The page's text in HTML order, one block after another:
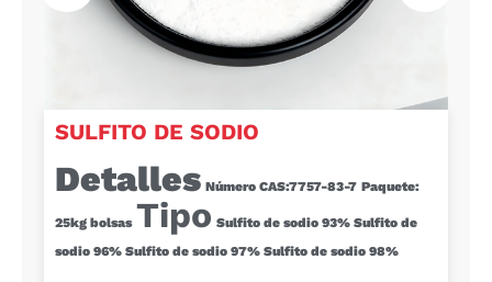
SULFITO DE SODIO
Detalles Número CAS:7757-83-7 Paquete:
25kg bolsas Tipo Sulfito de sodio 93% Sulfito de
sodio 96% Sulfito de sodio 97% Sulfito de sodio 98%